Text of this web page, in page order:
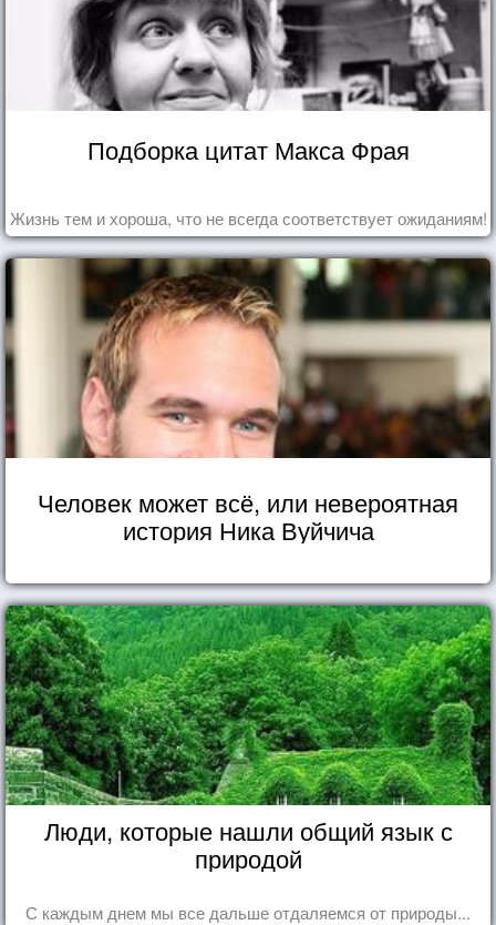
Подборка цитат Макса Фрая
Жизнь тем и хороша, что не всегда соответствует ожиданиям!
Человек может всё, или невероятная
история Ника Вуйчича
Люди, которые нашли общий язык с
природой
С каждым днем мы все дальше отдаляемся от природы...